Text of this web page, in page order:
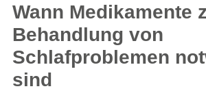
Wann Medikamente
Behandlung von
Schlafproblemen
sind